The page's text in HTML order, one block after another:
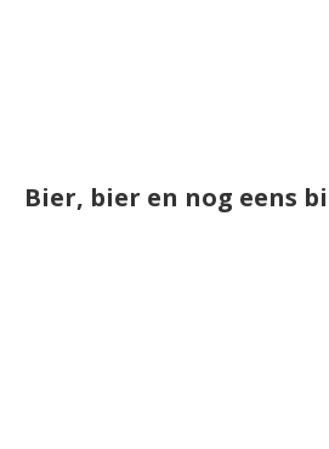
Bier, bier en nog eens